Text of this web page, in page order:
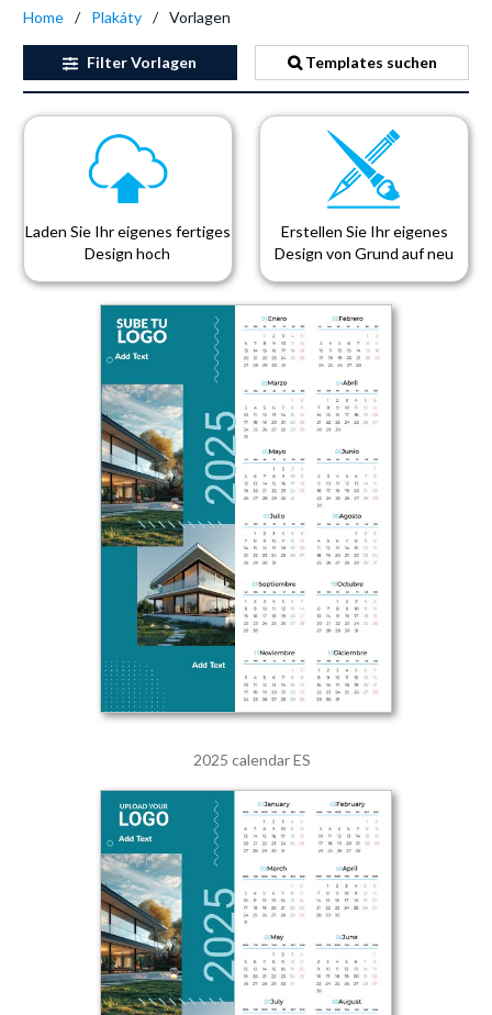
Home Plakáty Vorlagen
FilterVorlagen Templates suchen
Laden Sie Ihr eigenes fertiges
Design hoch
Erstellen Sie Ihr eigenes
Design von Grund auf neu
2025 calendar ES